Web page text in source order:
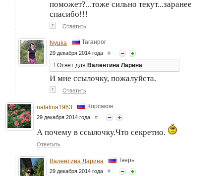
поможет?...тоже сильно текут...заранее
спасибо!!!
↑ Ответить
Nyuka Таганрог
29 декабря 2014 года #
↑ Ответ для Валентина Ларина
И мне ссылочку, пожалуйста.
↑ Ответить
natalina1963 Корсаков
29 декабря 2014 года #
А почему в ссылочку.Что секретно.
Ответить
Валентина Ларина Тверь
29 декабря 2014 года #